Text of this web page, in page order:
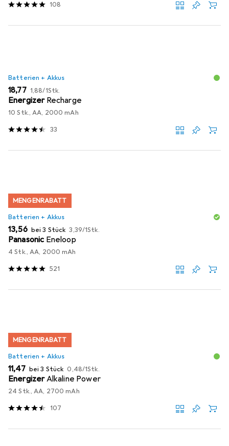
108
Batterien + Akkus
EUR
18,77 EUR
1,88/1Stk.
Energizer Recharge
10 Stk., AA, 2000 mAh
33
MENGENRABATT
Batterien + Akkus
EUR
13,56 bei 3 Stück EUR
3,39/1Stk.
Panasonic Eneloop
4 Stk., AA, 2000 mAh
521
MENGENRABATT
Batterien + Akkus
EUR
11,47 bei 3 Stück EUR
0,48/1Stk.
EnergizerAlkaline Power
24 Stk., AA, 2700 mAh
107